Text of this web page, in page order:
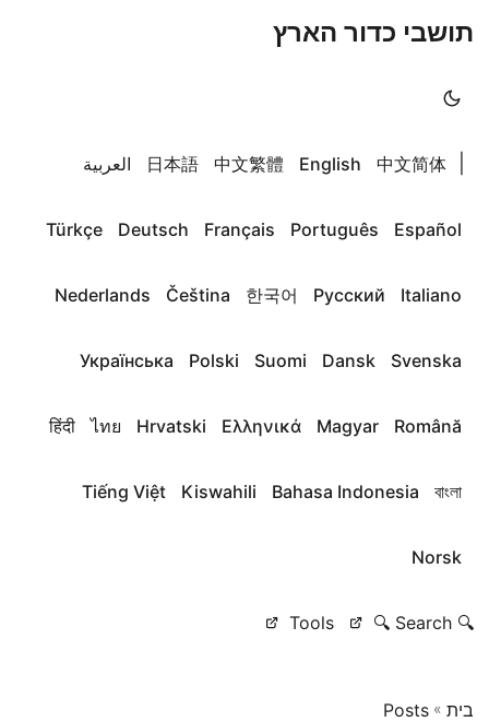
תושבי כדור הארץ
中文简体
English
中文繁體
日本語 العربية
Español
Português
Français
Deutsch
Türkçe
Italiano
Русский
한국어
Čeština
Nederlands
Svenska
Dansk
Suomi
Polski
Українська
Română
Magyar
Ελληνικά
Hrvatski
ไทย
हिंदी
বাংলা
Bahasa Indonesia
Kiswahili
Tiếng Việt
Norsk
🔍 Search 🔍
Tools
בית »
Posts